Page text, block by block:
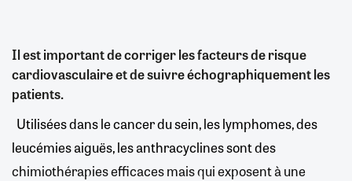
Il est important de corriger les facteurs de risque
cardiovasculaire et de suivre échographiquement les
patients.
Utilisées dans le cancer du sein, les lymphomes, des
leucémies aiguës, les anthracyclines sont des
chimiothérapies efficaces mais qui exposent à une